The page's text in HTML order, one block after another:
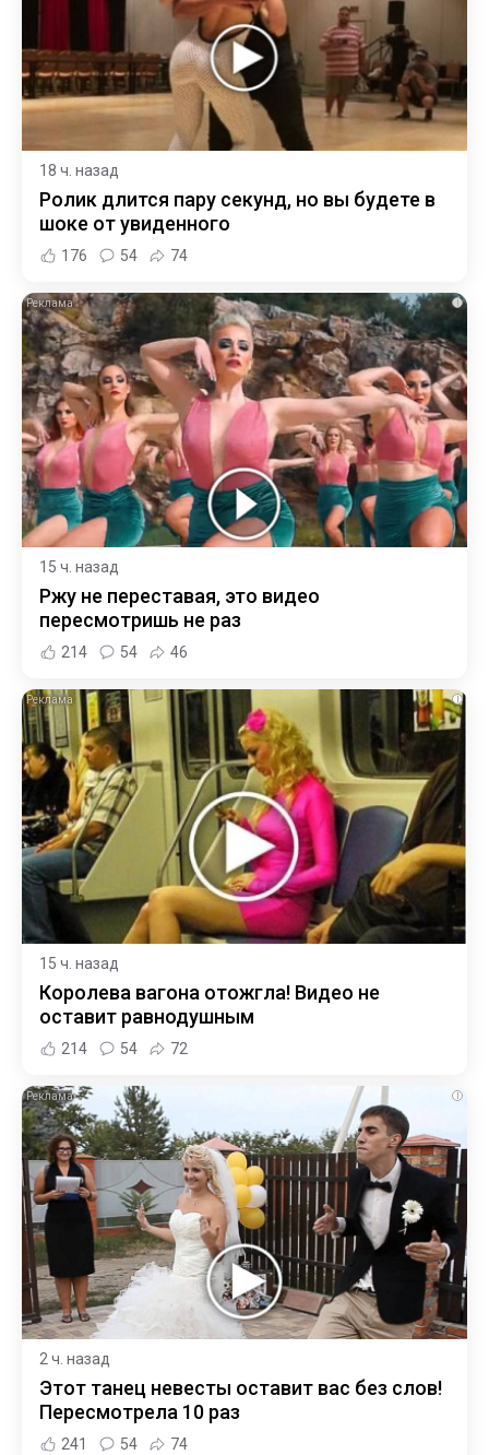
18 ч. назад
Ролик длится пару секунд, но вы будете в
шоке от увиденного
176 54 74
i
15 ч. назад
Ржу не переставая, это видео
пересмотришь не раз
214 54 46
i
15 ч. назад
Королева вагона отожгла! Видео не
оставит равнодушным
214 54 72
i
2 ч. назад
Этот танец невесты оставит вас без слов!
Пересмотрела 10 раз
241 54 74